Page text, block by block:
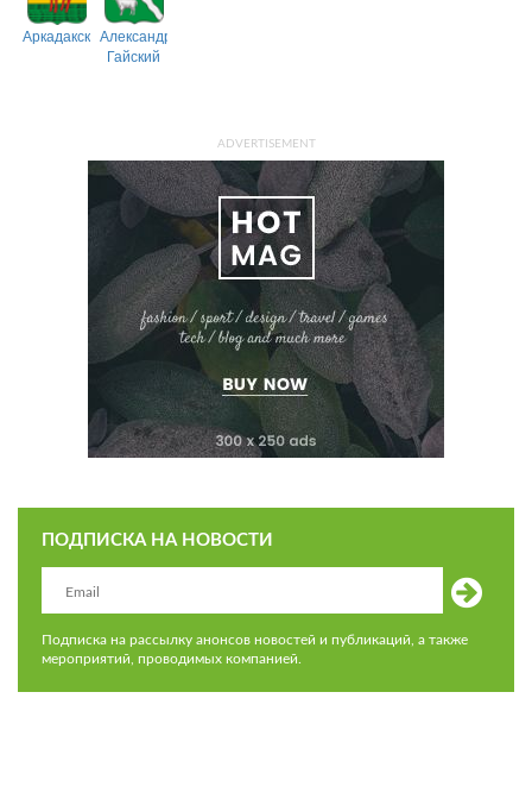
АркадакскийАлександрово-
Гайский
ADVERTISEMENT
ПОДПИСКА НА НОВОСТИ
Подписка на рассылку анонсов новостей и публикаций, а также
мероприятий, проводимых компанией.